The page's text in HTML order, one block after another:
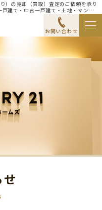
の売却（買取）査定のご依頼を承り
建て・中古一戸建て・土地・マンシ
お問い合わせ